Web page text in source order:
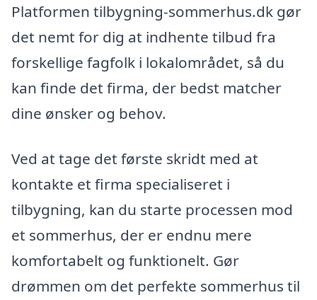
Platformen tilbygning-sommerhus.dk gør
det nemt for dig at indhente tilbud fra
forskellige fagfolk i lokalområdet, så du
kan finde det firma, der bedst matcher
dine ønsker og behov.
Ved at tage det første skridt med at
kontakte et firma specialiseret i
tilbygning, kan du starte processen mod
et sommerhus, der er endnu mere
komfortabelt og funktionelt. Gør
drømmen om det perfekte sommerhus til